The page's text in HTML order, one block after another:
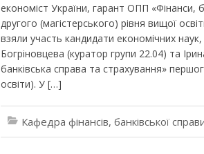
економіст України, гарант ОПП «Фінанси,
другого (магістерського) рівня вищої
взяли участь кандидати економічних
Богріновцева (куратор групи 22.04) та
банківська справа та страхування»
освіти). У […]
Кафедра фінансів, банківської